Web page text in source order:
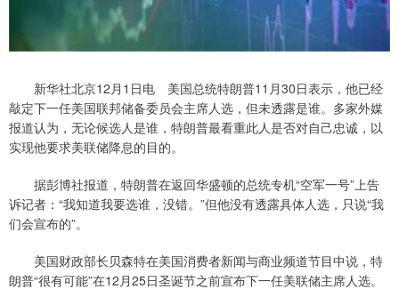
新华社北京12月1日电 美国总统特朗普11月30日表示，他已经
敲定下一任美国联邦储备委员会主席人选，但未透露是谁。多家外媒
报道认为，无论候选人是谁，特朗普最看重此人是否对自己忠诚，以
实现他要求美联储降息的目的。
据彭博社报道，特朗普在返回华盛顿的总统专机“空军一号”上告
诉记者：“我知道我要选谁，没错。”但他没有透露具体人选，只说“我
们会宣布的”。
美国财政部长贝森特在美国消费者新闻与商业频道节目中说，特
朗普“很有可能”在12月25日圣诞节之前宣布下一任美联储主席人选。